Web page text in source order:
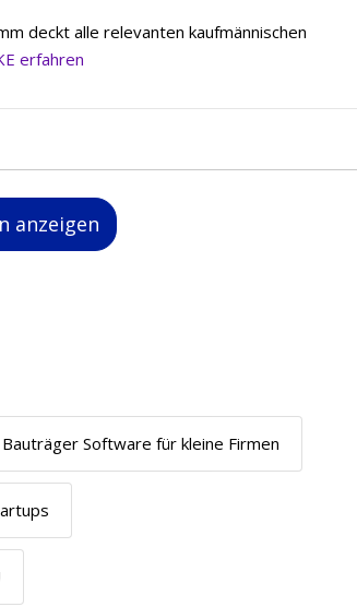
deckt alle relevanten kaufmännischen
erfahren
anzeigen
Bauträger Software für kleine Firmen